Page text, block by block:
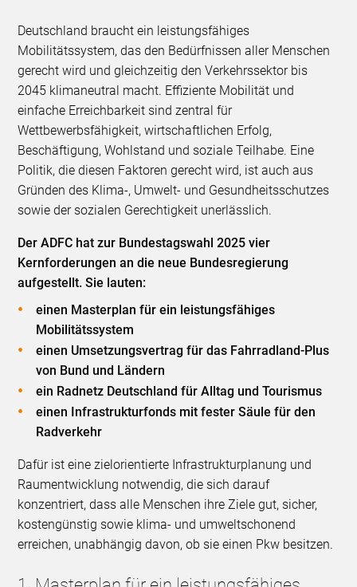
Deutschland braucht ein leistungsfähiges
Mobilitätssystem, das den Bedürfnissen aller Menschen
gerecht wird und gleichzeitig den Verkehrssektor bis
2045 klimaneutral macht. Effiziente Mobilität und
einfache Erreichbarkeit sind zentral für
Wettbewerbsfähigkeit, wirtschaftlichen Erfolg,
Beschäftigung, Wohlstand und soziale Teilhabe. Eine
Politik, die diesen Faktoren gerecht wird, ist auch aus
Gründen des Klima-, Umwelt- und Gesundheitsschutzes
sowie der sozialen Gerechtigkeit unerlässlich.
Der ADFC hat zur Bundestagswahl 2025 vier
Kernforderungen an die neue Bundesregierung
aufgestellt. Sie lauten:
einen Masterplan für ein leistungsfähiges
Mobilitätssystem
einen Umsetzungsvertrag für das Fahrradland-Plus
von Bund und Ländern
ein Radnetz Deutschland für Alltag und Tourismus
einen Infrastrukturfonds mit fester Säule für den
Radverkehr
Dafür ist eine zielorientierte Infrastrukturplanung und
Raumentwicklung notwendig, die sich darauf
konzentriert, dass alle Menschen ihre Ziele gut, sicher,
kostengünstig sowie klima- und umweltschonend
erreichen, unabhängig davon, ob sie einen Pkw besitzen.